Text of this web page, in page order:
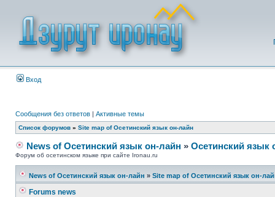
Вход
Сообщения без ответов | Активные темы
Список форумов » Site map of Осетинский язык он-лайн
News of Осетинский язык он-лайн » Осетинский язык
Форум об осетинском языке при сайте Ironau.ru
News of Осетинский язык он-лайн » Site map of Осетинский язык он-
Forums news